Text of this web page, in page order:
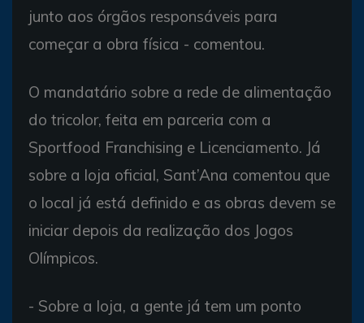
junto aos órgãos responsáveis para
começar a obra física - comentou.
O mandatário sobre a rede de alimentação
do tricolor, feita em parceria com a
Sportfood Franchising e Licenciamento. Já
sobre a loja oficial, Sant’Ana comentou que
o local já está definido e as obras devem se
iniciar depois da realização dos Jogos
Olímpicos.
- Sobre a loja, a gente já tem um ponto